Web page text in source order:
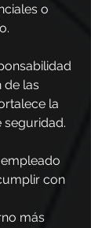
o
de las
la
seguridad.
con
más